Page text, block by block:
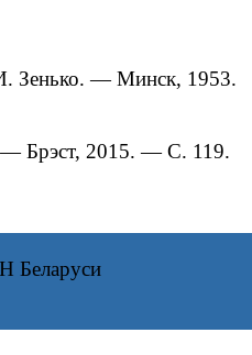
И. Зенько. — Минск, 1953.
— Брэст, 2015. — С. 119.
Беларуси